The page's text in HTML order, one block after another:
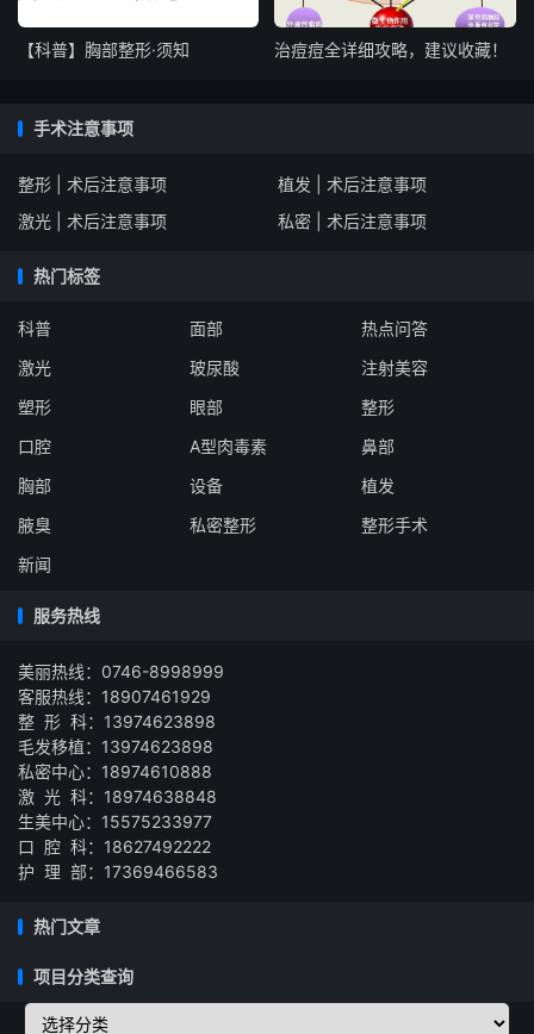
【科普】胸部整形·须知 治痘痘全详细攻略，建议收藏！
手术注意事项
整形 | 术后注意事项
植发 | 术后注意事项
激光 | 术后注意事项
私密 | 术后注意事项
热门标签
科普 面部
热点问答
激光
玻尿酸
注射美容
塑形
眼部
整形
口腔
A型肉毒素
鼻部
胸部
设备
植发
腋臭
私密整形
整形手术
新闻
服务热线
美丽热线：0746-8998999
客服热线：18907461929
整 形 科：13974623898
毛发移植：13974623898
私密中心：18974610888
激 光 科：18974638848
生美中心：15575233977
口 腔 科：18627492222
护 理 部：17369466583
热门文章
项目分类查询